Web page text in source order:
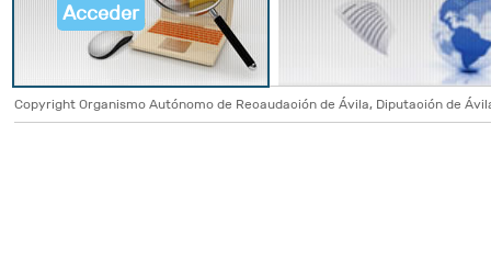
Acceder
Copyright Organismo Autónomo de Recaudación de Ávila, Diputación de